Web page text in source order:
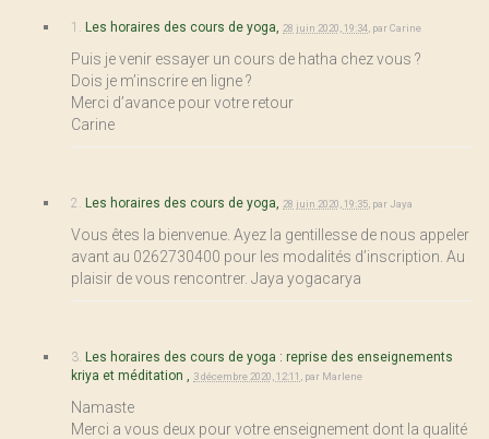
1. Les horaires des cours de yoga, 28 juin 2020, 19:34 parCarine
Puis je venir essayer un cours de hatha chez vous ?
Dois je m’inscrire en ligne ?
Merci d’avance pour votre retour
Carine
2. Les horaires des cours de yoga, 28 juin 2020, 19:35 parJaya
Vous êtes la bienvenue. Ayez la gentillesse de nous appeler
avant au 0262730400 pour les modalités d’inscription. Au
plaisir de vous rencontrer. Jaya yogacarya
3. Les horaires des cours de yoga : reprise des enseignements
kriya et méditation ,
3 décembre 2020, 12:11 par Marlene
Namaste
Merci a vous deux pour votre enseignement dont la qualité